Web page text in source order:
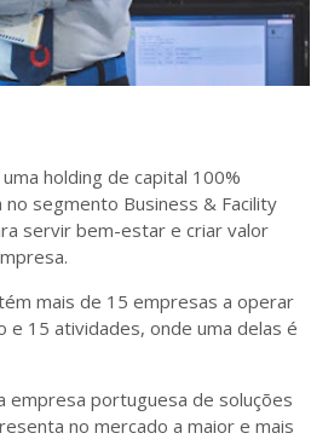
uma holding de capital 100%
no segmento Business & Facility
servir bem-estar e criar valor
mais de 15 empresas a operar
e 15 atividades, onde uma delas é
empresa portuguesa de soluções
no mercado a maior e mais